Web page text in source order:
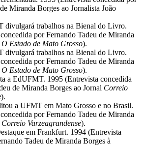
Miranda Borges ao Jornalista João
divulgará trabalhos na Bienal do Livro.
por Fernando Tadeu de Miranda
O Estado de Mato Grosso).
divulgará trabalhos na Bienal do Livro.
por Fernando Tadeu de Miranda
O Estado de Mato Grosso).
a EdUFMT. 1995 (Entrevista concedida
de Miranda Borges ao Jornal Correio
).
a UFMT em Mato Grosso e no Brasil.
por Fernando Tadeu de Miranda
Correio Varzeagrandense).
em Frankfurt. 1994 (Entrevista
Tadeu de Miranda Borges à